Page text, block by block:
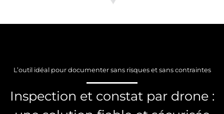
L’outil idéal pour documenter sans risques et sans contraintes
Inspection et constat par drone :